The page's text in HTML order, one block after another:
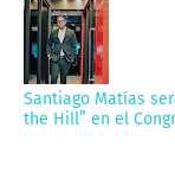
Santiago Matías
the Hill” en el